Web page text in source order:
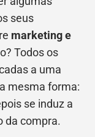
seus
marketing e
Todos os
a uma
mesma forma:
se induz a
da compra.